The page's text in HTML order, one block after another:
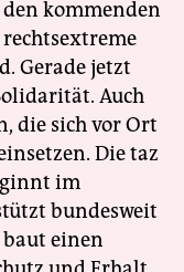
kommenden
Gerade jetzt
Auch
die sich vor Ort
Die taz
im
bundesweit
einen